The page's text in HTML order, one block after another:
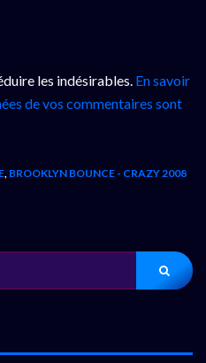
les indésirables. En savoir
de vos commentaires sont
, BROOKLYN BOUNCE - CRAZY 2008